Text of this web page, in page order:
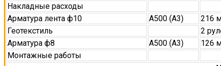
Накладные расходы
Арматура лента ф10
А500 (А3)
216
Геотекстиль
2
Арматура ф8
А500 (А3)
126
Монтажные работы